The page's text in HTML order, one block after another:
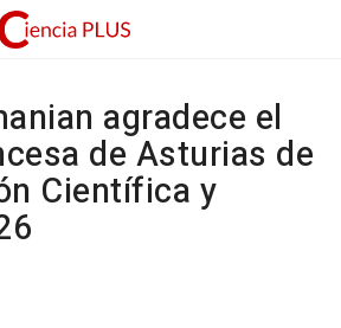
agradece el
de Asturias de
Científica y